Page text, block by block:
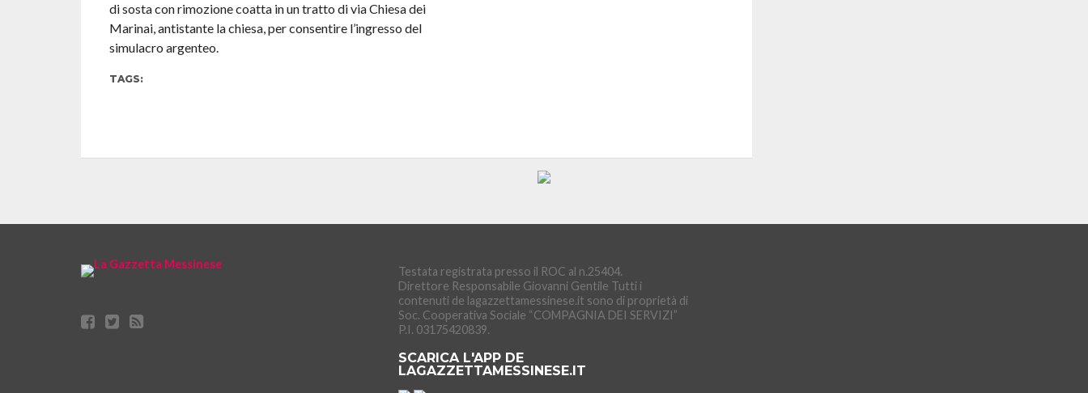
di sosta con rimozione coatta in un tratto di via Chiesa dei
Marinai, antistante la chiesa, per consentire l’ingresso del
simulacro argenteo.
TAGS:
Testata registrata presso il ROC al n.25404.
Direttore Responsabile Giovanni Gentile Tutti i
contenuti de lagazzettamessinese.it sono di proprietà di
Soc. Cooperativa Sociale “COMPAGNIA DEI SERVIZI”
P.I. 03175420839.
SCARICA L'APP DE
LAGAZZETTAMESSINESE.IT